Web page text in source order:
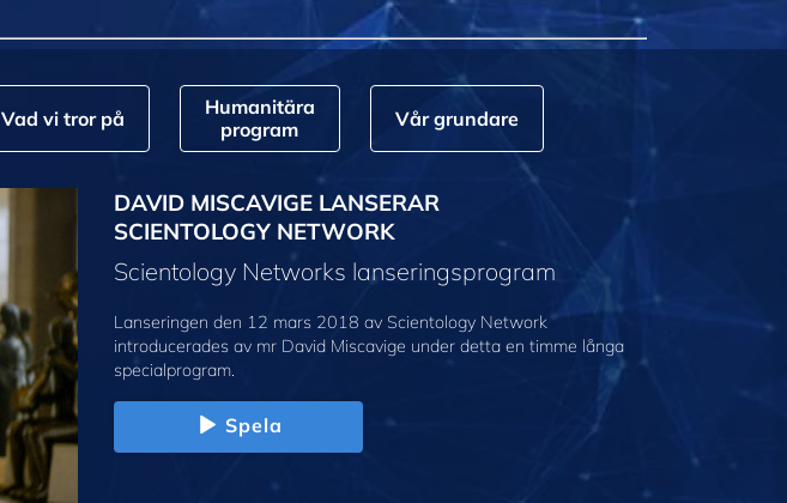
Vad vi tror på
Humanitära
program
Vår grundare
DAVID MISCAVIGE LANSERAR
SCIENTOLOGY NETWORK
Scientology Networks lanseringsprogram
Lanseringen den 12 mars 2018 av Scientology Network
introducerades av mr David Miscavige under detta en timme långa
specialprogram.
Spela